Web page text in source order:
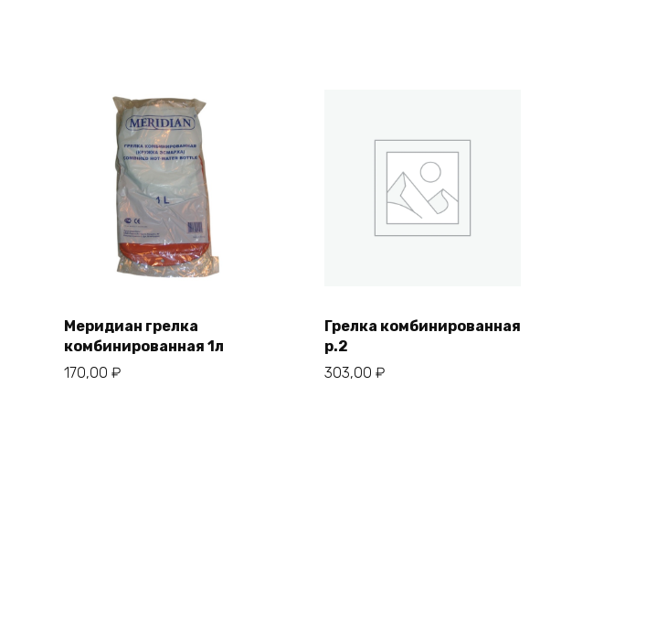
Меридиан грелка
комбинированная 1л
170,00 ₽
Грелка комбинированная
р.2
303,00 ₽